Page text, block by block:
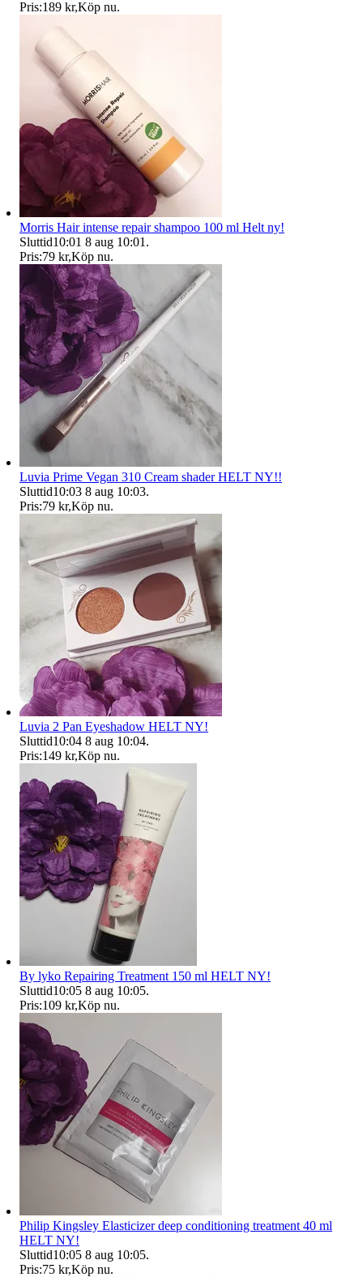
Pris:189 kr,Köp nu.
Morris Hair intense repair shampoo 100 ml Helt ny!
Sluttid10:01 8 aug 10:01 .
Pris:79 kr,Köp nu.
Luvia Prime Vegan 310 Cream shader HELT NY!!
Sluttid10:03 8 aug 10:03.
Pris:79 kr,Köp nu.
Luvia 2 Pan Eyeshadow HELT NY!
Sluttid10:04 8 aug 10:04.
Pris:149 kr,Köp nu.
By lyko Repairing Treatment 150 ml HELT NY!
Sluttid10:05 8 aug 10:05.
Pris:109 kr,Köp nu.
Philip Kingsley Elasticizer deep conditioning treatment 40 ml
HELT NY!
Sluttid10:05 8 aug 10:05.
Pris:75 kr,Köp nu.